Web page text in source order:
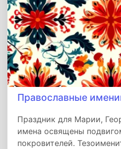
Православные
Праздник для Марии,
имена освящены
покровителей.